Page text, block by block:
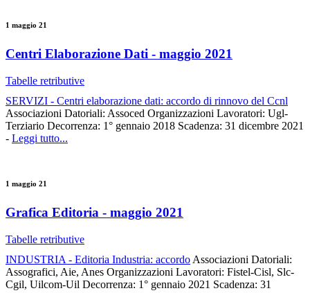
1 maggio 21
Centri Elaborazione Dati - maggio 2021
Tabelle retributive
SERVIZI - Centri elaborazione dati: accordo di rinnovo del Ccnl
Associazioni Datoriali: Assoced Organizzazioni Lavoratori: Ugl-
Terziario Decorrenza: 1° gennaio 2018 Scadenza: 31 dicembre 2021
- Leggi tutto...
1 maggio 21
Grafica Editoria - maggio 2021
Tabelle retributive
INDUSTRIA - Editoria Industria: accordo Associazioni Datoriali:
Assografici, Aie, Anes Organizzazioni Lavoratori: Fistel-Cisl, Slc-
Cgil, Uilcom-Uil Decorrenza: 1° gennaio 2021 Scadenza: 31